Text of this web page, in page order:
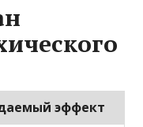
эффект